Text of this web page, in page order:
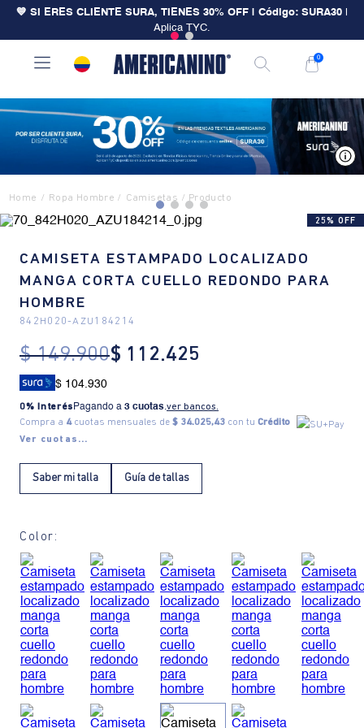
💙 SI ERES CLIENTE SURA, TIENES 30% OFF | Código: SURA30
Aplica TYC.
0
Ropa Hombre Camisetas
25% OFF
CAMISETA ESTAMPADO LOCALIZADO
MANGA CORTA CUELLO REDONDO PARA
HOMBRE
842H020-AZU184214
$ 149.900$ 112.425
$ 104.930
0% Interés Pagando a 3 cuotas.ver bancos.
Compra a 4cuotas mensuales de $ 34.025,43 con tu Crédito
Ver cuotas...
Saber mi talla Guía de tallas
Color: